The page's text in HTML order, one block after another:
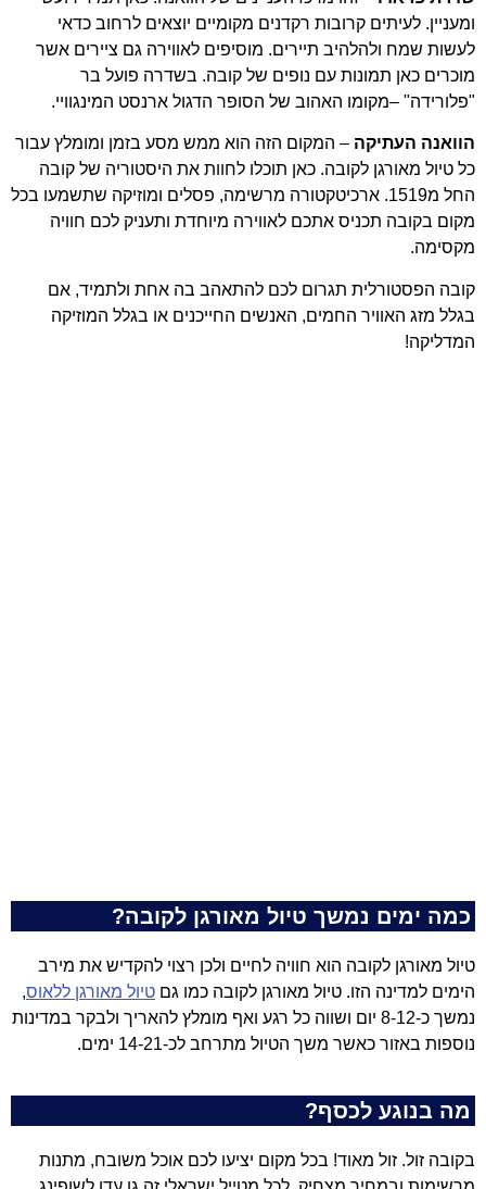
ומעניין. לעיתים קרובות רקדנים מקומיים יוצאים לרחוב כדאי
לעשות שמח ולהלהיב תיירים. מוסיפים לאווירה גם ציירים אשר
מוכרים כאן תמונות עם נופים של קובה. בשדרה פועל בר
"פלורידה" –מקומו האהוב של הסופר הדגול ארנסט המינגוויי.
הוואנה העתיקה – המקום הזה הוא ממש מסע בזמן ומומלץ עבור
כל טיול מאורגן לקובה. כאן תוכלו לחוות את היסטוריה של קובה
החל מ1519. ארכיטקטורה מרשימה, פסלים ומוזיקה שתשמעו בכל
מקום בקובה תכניס אתכם לאווירה מיוחדת ותעניק לכם חוויה
מקסימה.
קובה הפסטורלית תגרום לכם להתאהב בה אחת ולתמיד, אם
בגלל מזג האוויר החמים, האנשים החייכנים או בגלל המוזיקה
המדליקה!
כמה ימים נמשך טיול מאורגן לקובה?
טיול מאורגן לקובה הוא חוויה לחיים ולכן רצוי להקדיש את מירב
הימים למדינה הזו. טיול מאורגן לקובה כמו גם טיול מאורגן ללאוס,
נמשך כ-8-12 יום ושווה כל רגע ואף מומלץ להאריך ולבקר במדינות
נוספות באזור כאשר משך הטיול מתרחב לכ-14-21 ימים.
מה בנוגע לכסף?
בקובה זול. זול מאוד! בכל מקום יציעו לכם אוכל משובח, מתנות